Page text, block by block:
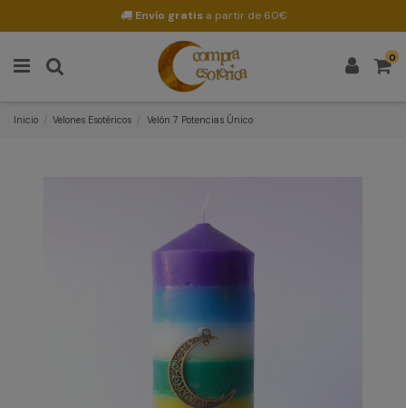
Envío gratis a partir de 60€
0
Inicio Velones Esotéricos Velón 7 Potencias Único